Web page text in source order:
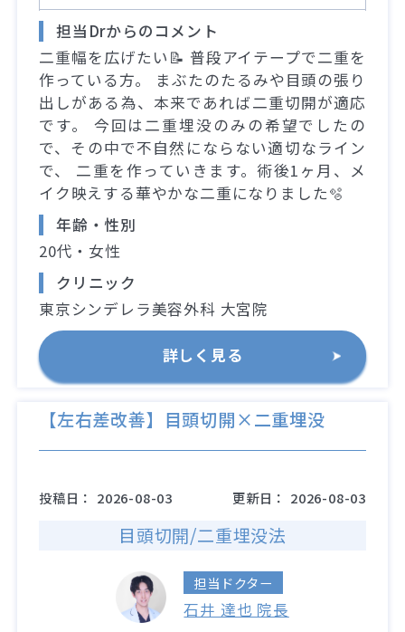
担当Drからのコメント
二重幅を広げたい📝 普段アイテープで二重を
作っている方。 まぶたのたるみや目頭の張り
出しがある為、本来であれば二重切開が適応
です。 今回は二重埋没のみの希望でしたの
で、その中で不自然にならない適切なライン
で、 二重を作っていきます。術後1ヶ月、メ
イク映えする華やかな二重になりました🫧
年齢・性別
20代・女性
クリニック
東京シンデレラ美容外科 大宮院
詳しく見る
【左右差改善】目頭切開×二重埋没
投稿日： 2026-08-03 更新日： 2026-08-03
目頭切開/二重埋没法
担当ドクター
石井 達也 院長